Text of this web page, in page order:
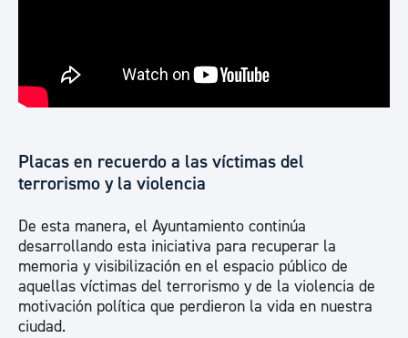
Placas en recuerdo a las víctimas del
terrorismo y la violencia
De esta manera, el Ayuntamiento continúa
desarrollando esta iniciativa para recuperar la
memoria y visibilización en el espacio público de
aquellas víctimas del terrorismo y de la violencia de
motivación política que perdieron la vida en nuestra
ciudad.